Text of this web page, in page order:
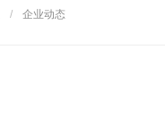
/ 企业动态